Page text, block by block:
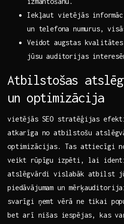
Iekļaut vietējās
un telefona ⁤numurus,
Veidot augstas‌
jūsu auditorijas‌
Atbilstošas
‍un optimizācija
vietējās ‌SEO stratēģijas
atkarīga no atbilstošu
optimizācijas.⁣ Tas attiecīgi
veikt rūpīgu izpēti, lai
atslēgvārdi vislabāk atbilst
piedāvājumam un
svarīgi ņemt vērā ne ‍tikai
‌bet arī ⁢nišas​ iespējas, kas